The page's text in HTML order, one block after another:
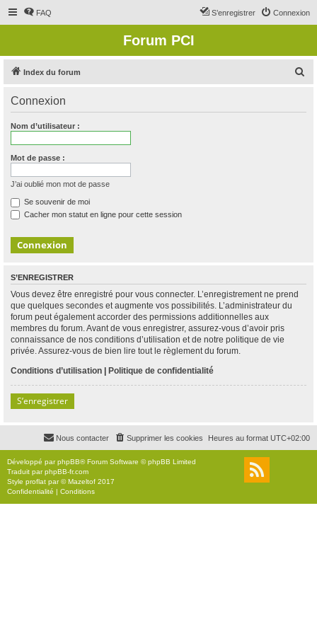
FAQ Connexion
S’enregistrer
Forum PCI
Index du forum
Connexion
Nom d’utilisateur :
Mot de passe :
J’ai oublié mon mot de passe
Se souvenir de moi
Cacher mon statut en ligne pour cette session
S’ENREGISTRER
Vous devez être enregistré pour vous connecter. L’enregistrement ne prend
que quelques secondes et augmente vos possibilités. L’administrateur du
forum peut également accorder des permissions additionnelles aux
membres du forum. Avant de vous enregistrer, assurez-vous d’avoir pris
connaissance de nos conditions d’utilisation et de notre politique de vie
privée. Assurez-vous de bien lire tout le règlement du forum.
Conditions d’utilisation | Politique de confidentialité
S’enregistrer
Heures au format UTC+02:00
Supprimer les cookies
Nous contacter
Développé parphpBB® Forum Software © phpBB Limited
Traduit parphpBB-fr.com
Style proflat par ©Mazeltof 2017
Confidentialité | Conditions